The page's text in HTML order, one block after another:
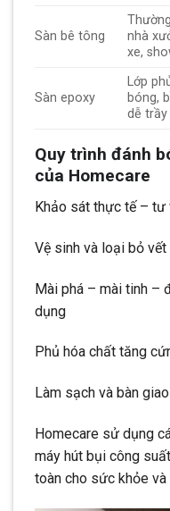
Sàn bê tông
nhà
xe,
Sàn epoxy
Lớp
bóng,
dễ
Quy trình đánh
của Homecare
Khảo sát thực tế – tư
Vệ sinh và loại bỏ
Mài phá – mài tinh –
dụng
Phủ hóa chất tăng
Làm sạch và bàn
Homecare sử dụng
máy hút bụi công
toàn cho sức khỏe